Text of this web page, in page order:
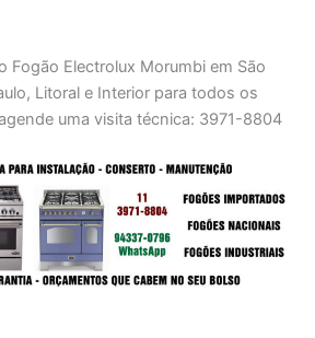
Fogão Electrolux Morumbi em São
Litoral e Interior para todos os
uma visita técnica: 3971-8804